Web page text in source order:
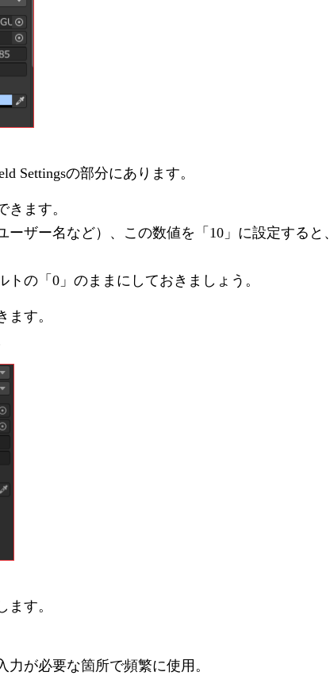
Settingsの部分にあります。
ます。
ーザー名など）、この数値を「10」に設定すると
の「0」のままにしておきましょう。
す。
す。
が必要な箇所で頻繁に使用。